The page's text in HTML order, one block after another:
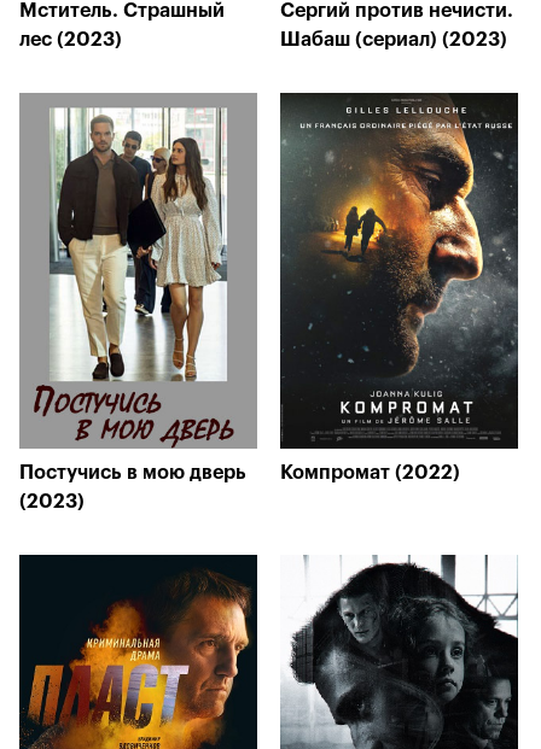
Мститель. Страшный
лес (2023)
Сергий против нечисти.
Шабаш (сериал) (2023)
Постучись в мою дверь
(2023)
Компромат (2022)